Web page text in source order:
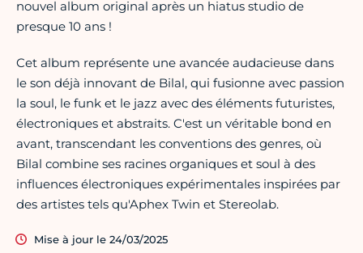
nouvel album original après un hiatus studio de
presque 10 ans !
Cet album représente une avancée audacieuse dans
le son déjà innovant de Bilal, qui fusionne avec passion
la soul, le funk et le jazz avec des éléments futuristes,
électroniques et abstraits. C'est un véritable bond en
avant, transcendant les conventions des genres, où
Bilal combine ses racines organiques et soul à des
influences électroniques expérimentales inspirées par
des artistes tels qu'Aphex Twin et Stereolab.
Mise à jour le 24/03/2025